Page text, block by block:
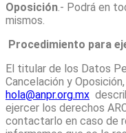
Oposición.- Podrá en
mismos.
Procedimiento para
El titular de los Datos
Cancelación y
hola@anpr.org.mx
ejercer los derechos
contactarlo en caso de